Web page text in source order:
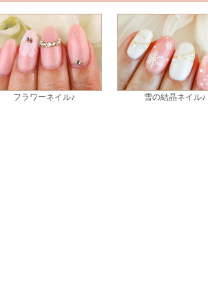
フラワーネイル♪ 雪の結晶ネイル♪